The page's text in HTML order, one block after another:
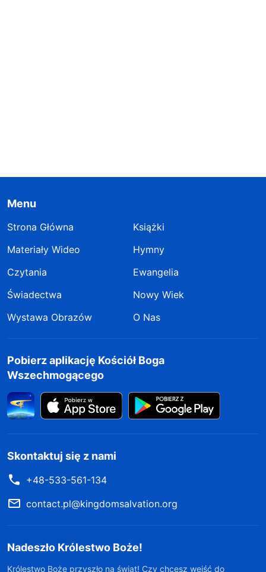
Menu
Strona Główna
Książki
Materiały Wideo
Hymny
Czytania
Ewangelia
Świadectwa
Nowy Wiek
Wystawa Obrazów
O Nas
Pobierz aplikację Kościół Boga
Wszechmogącego
Skontaktuj się z nami
+48-533-561-134
contact.pl@kingdomsalvation.org
Nadeszło Królestwo Boże!
Królestwo Boże przyszło na świat! Czy chcesz wejść do